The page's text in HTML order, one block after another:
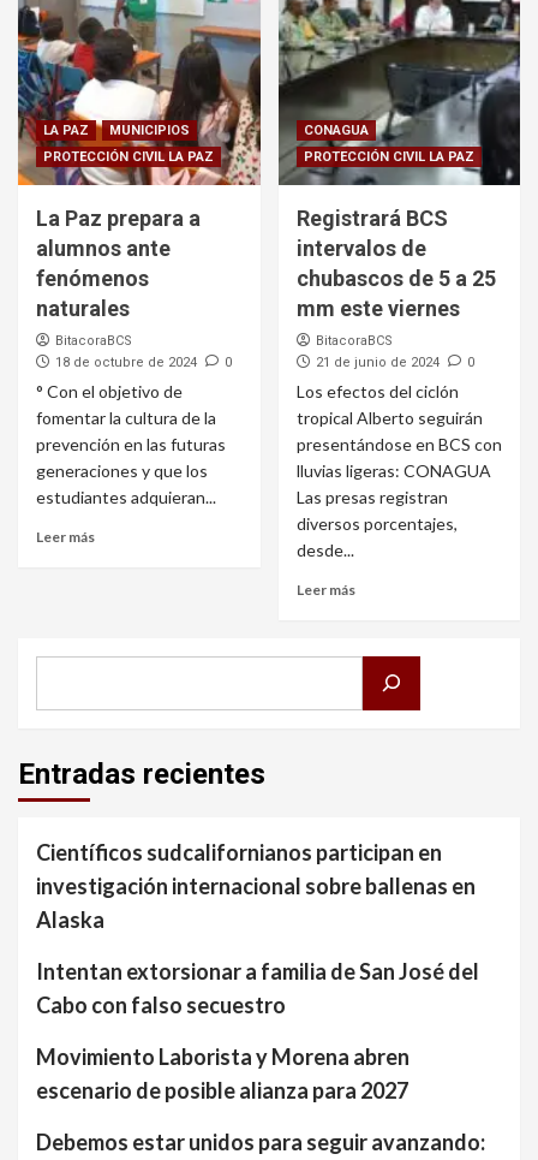
LA PAZ
MUNICIPIOS
PROTECCIÓN CIVIL LA PAZ
La Paz prepara a
alumnos ante
fenómenos
naturales
BitacoraBCS
18 de octubre de 2024
0
° Con el objetivo de
fomentar la cultura de la
prevención en las futuras
generaciones y que los
estudiantes adquieran...
Leer más
CONAGUA
PROTECCIÓN CIVIL LA PAZ
Registrará BCS
intervalos de
chubascos de 5 a 25
mm este viernes
BitacoraBCS
21 de junio de 2024
0
Los efectos del ciclón
tropical Alberto seguirán
presentándose en BCS con
lluvias ligeras: CONAGUA
Las presas registran
diversos porcentajes,
desde...
Leer más
Entradas recientes
Científicos sudcalifornianos participan en
investigación internacional sobre ballenas en
Alaska
Intentan extorsionar a familia de San José del
Cabo con falso secuestro
Movimiento Laborista y Morena abren
escenario de posible alianza para 2027
Debemos estar unidos para seguir avanzando: